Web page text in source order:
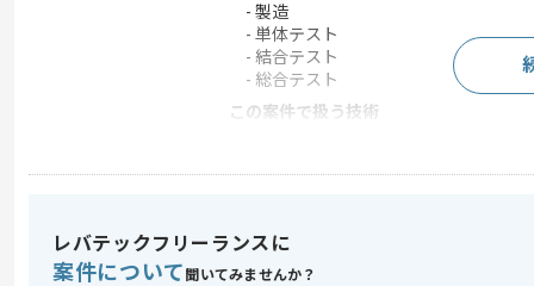
- 製造
- 単体テスト
- 結合テスト
- 総合テスト
この案件で扱う技術
担当領域/システ
ム
レバテックフリーランスに
案件について 聞いてみませんか？